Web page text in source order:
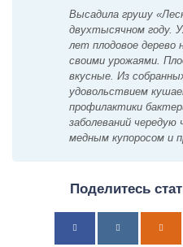
Высадила грушу
двухтысячном году.
лет плодовое дерево
своими урожаями.
вкусные. Из
удовольствием
профилактики
заболеваний чередую
медным купоросом и
Поделитесь